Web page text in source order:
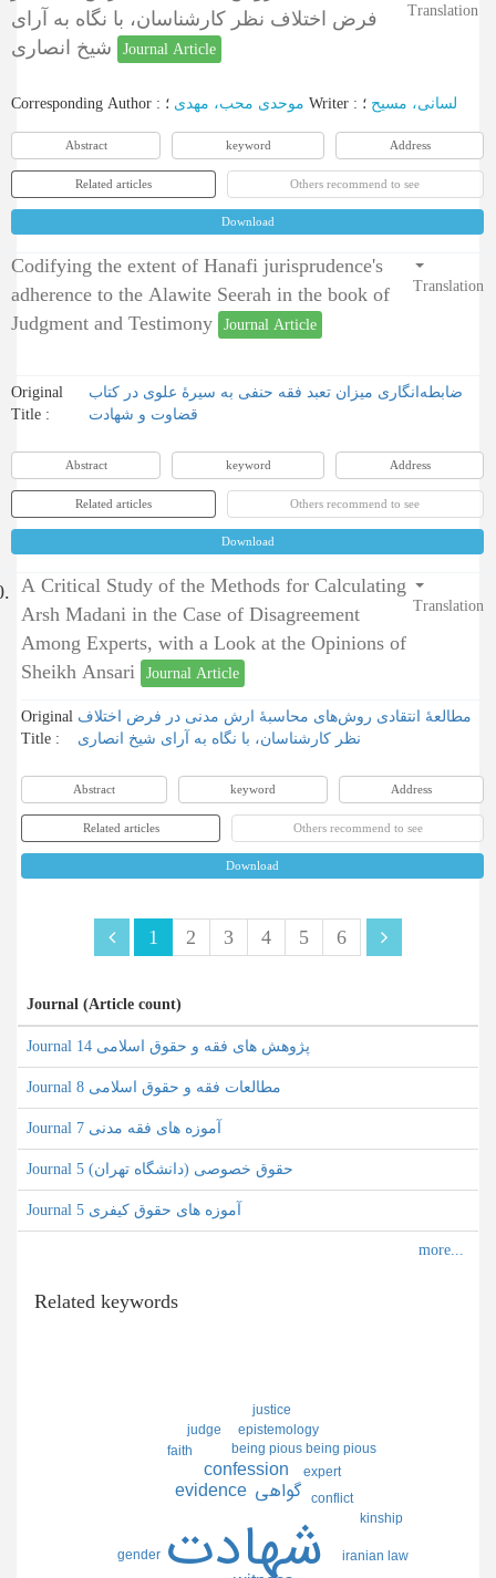
فرض اختلاف ‌نظر کارشناسان، با نگاه به آرای
Journal Article
Translation
Corresponding Author : موحدی محب، مهدی Writer : لسانی، مسیح ؛
Abstract keyword Address
Related articles Others recommend to see
Download
Codifying the extent of Hanafi jurisprudence's
adherence to the Alawite Seerah in the book of
Judgment and Testimony
Journal Article
Translation
Original
Title :
ضابطه‌انگاری میزان تعبد فقه حنفی به سیرۀ علوی در کتاب
قضاوت و شهادت
Abstract keyword Address
Related articles Others recommend to see
Download
A Critical Study of the Methods for Calculating
Arsh Madani in the Case of Disagreement
Among Experts, with a Look at the Opinions of
Sheikh Ansari
Journal Article
Translation
Original
Title :
مطالعۀ انتقادی روش‌های محاسبۀ ارش ‌مدنی در فرض اختلاف
‌نظر کارشناسان، با نگاه به آرای شیخ انصاری
Abstract keyword Address
Related articles Others recommend to see
Download
1 2 3 4 5 6
Journal (Article count)
Journal پژوهش های فقه و حقوق اسلامی 14
Journal مطالعات فقه و حقوق اسلامی 8
Journal آموزه های فقه مدنی 7
Journal حقوق خصوصی (دانشگاه تهران) 5
Journal آموزه های حقوق کیفری 5
Related keywords
شهادت
گواهي evidence
confession
conflict
being pious being pious
epistemology
expert
faith
gender iranian law
judge
justice
kinship